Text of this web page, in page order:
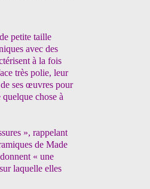
petite taille
avec des
à la fois
très polie, leur
ses œuvres pour
chose à
», rappelant
de Made
« une
laquelle elles